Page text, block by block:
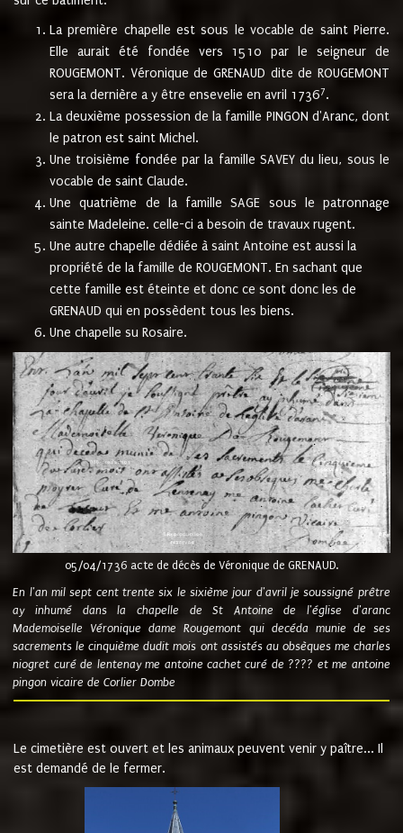
La première chapelle est sous le vocable de saint Pierre.
Elle aurait été fondée vers 1510 par le seigneur de
ROUGEMONT. Véronique de GRENAUD dite de ROUGEMONT
sera la dernière a y être ensevelie en avril 17367.
La deuxième possession de la famille PINGON d'Aranc, dont
le patron est saint Michel.
Une troisième fondée par la famille SAVEY du lieu, sous le
vocable de saint Claude.
Une quatrième de la famille SAGE sous le patronnage
sainte Madeleine. celle-ci a besoin de travaux rugent.
Une autre chapelle dédiée à saint Antoine est aussi la
propriété de la famille de ROUGEMONT. En sachant que
cette famille est éteinte et donc ce sont donc les de
GRENAUD qui en possèdent tous les biens.
Une chapelle su Rosaire.
05/04/1736 acte de décès de Véronique de GRENAUD.
En l'an mil sept cent trente six le sixième jour d'avril je soussigné prêtre
ay inhumé dans la chapelle de St Antoine de l'église d'aranc
Mademoiselle Véronique dame Rougemont qui decéda munie de ses
sacrements le cinquième dudit mois ont assistés au obsèques me charles
niogret curé de lentenay me antoine cachet curé de ???? et me antoine
pingon vicaire de Corlier Dombe
Le cimetière est ouvert et les animaux peuvent venir y paître... Il
est demandé de le fermer.